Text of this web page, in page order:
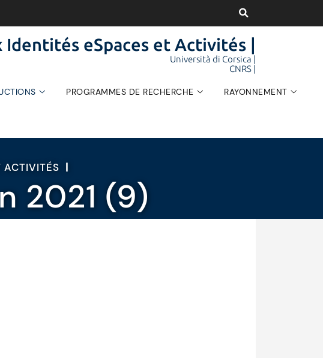
Identités eSpaces et Activités |
Università di Corsica |
CNRS |
PROGRAMMES DE RECHERCHE RAYONNEMENT
ACTIVITÉS |
2021 (9)